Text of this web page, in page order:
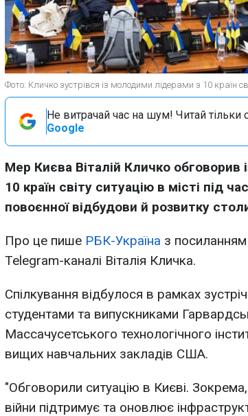
Фото: Кличко зустрівся із молодими лідерами з 10 країн
Не витрачай час на шум! Читай тільки
Google
Мер Києва Віталій Кличко обговорив
10 країн світу ситуацію в місті під
повоєнної відбудови й розвитку
Про це пише РБК-Україна з
Telegram-каналі Віталія Кличка.
Спілкування відбулося в рамках
студентами та випускниками
Массачусетського технологічного
вищих навчальних закладів США.
"Обговорили ситуацію в Києві.
війни підтримує та оновлює